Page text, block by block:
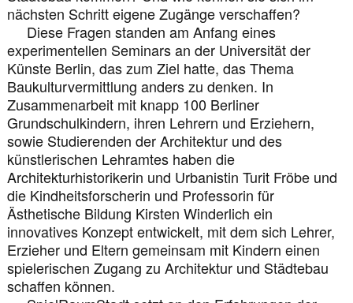
nächsten Schritt eigene Zugänge verschaffen?
Diese Fragen standen am Anfang eines
experimentellen Seminars an der Universität der
Künste Berlin, das zum Ziel hatte, das Thema
Baukulturvermittlung anders zu denken. In
Zusammenarbeit mit knapp 100 Berliner
Grundschulkindern, ihren Lehrern und Erziehern,
sowie Studierenden der Architektur und des
künstlerischen Lehramtes haben die
Architekturhistorikerin und Urbanistin Turit Fröbe und
die Kindheitsforscherin und Professorin für
Ästhetische Bildung Kirsten Winderlich ein
innovatives Konzept entwickelt, mit dem sich Lehrer,
Erzieher und Eltern gemeinsam mit Kindern einen
spielerischen Zugang zu Architektur und Städtebau
schaffen können.